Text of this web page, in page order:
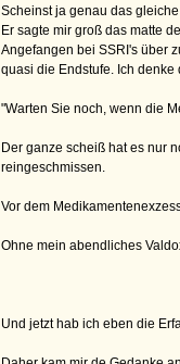
Scheinst ja genau das
Er sagte mir groß das matte
Angefangen bei SSRI's über
quasi die Endstufe. Ich
"Warten Sie noch, wenn die
Der ganze scheiß hat es nur
reingeschmissen.
Vor dem
Ohne mein abendliches
Und jetzt hab ich eben die